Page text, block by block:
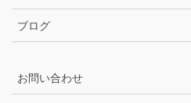
ブログ
お問い合わせ